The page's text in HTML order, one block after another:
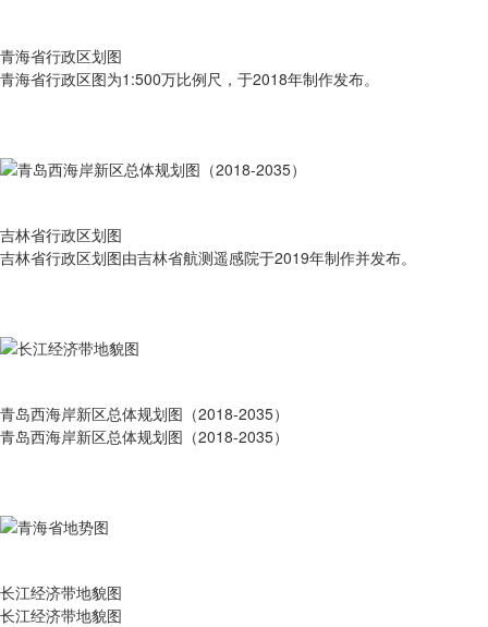
青海省行政区划图
青海省行政区图为1:500万比例尺，于2018年制作发布。
吉林省行政区划图
吉林省行政区划图由吉林省航测遥感院于2019年制作并发布。
青岛西海岸新区总体规划图（2018-2035）
青岛西海岸新区总体规划图（2018-2035）
长江经济带地貌图
长江经济带地貌图